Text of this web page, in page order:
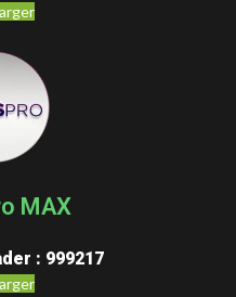
MAX
: 999217